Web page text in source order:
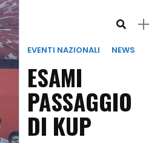
EVENTI NAZIONALI NEWS
ESAMI
PASSAGGIO
DI KUP